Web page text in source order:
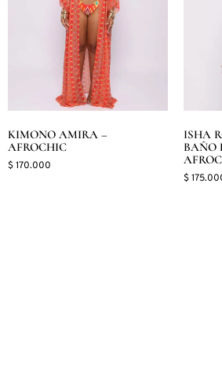
KIMONO AMIRA –
AFROCHIC
$170.000
ISHA
BAÑO
$